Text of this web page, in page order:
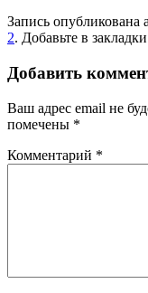
Запись опубликована
2. Добавьте в закладки
Добавить
Ваш адрес email не
помечены *
Комментарий *